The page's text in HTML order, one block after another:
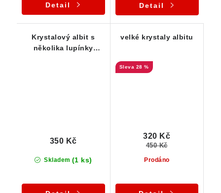
Detail Detail
Krystalový albit s
několika lupínky
Skladem (1 ks)
350 Kč
velké krystaly albitu
28 %
Prodáno
320 Kč
450 Kč